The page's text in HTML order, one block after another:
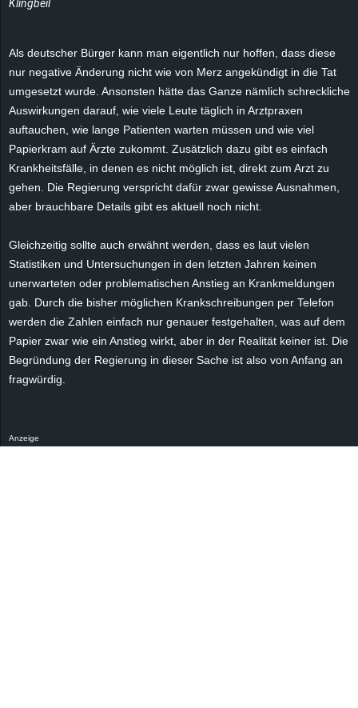
Klingbeil
Als deutscher Bürger kann man eigentlich nur hoffen, dass diese
nur negative Änderung nicht wie von Merz angekündigt in die Tat
umgesetzt wurde. Ansonsten hätte das Ganze nämlich schreckliche
Auswirkungen darauf, wie viele Leute täglich in Arztpraxen
auftauchen, wie lange Patienten warten müssen und wie viel
Papierkram auf Ärzte zukommt. Zusätzlich dazu gibt es einfach
Krankheitsfälle, in denen es nicht möglich ist, direkt zum Arzt zu
gehen. Die Regierung verspricht dafür zwar gewisse Ausnahmen,
aber brauchbare Details gibt es aktuell noch nicht.
Gleichzeitig sollte auch erwähnt werden, dass es laut vielen
Statistiken und Untersuchungen in den letzten Jahren keinen
unerwarteten oder problematischen Anstieg an Krankmeldungen
gab. Durch die bisher möglichen Krankschreibungen per Telefon
werden die Zahlen einfach nur genauer festgehalten, was auf dem
Papier zwar wie ein Anstieg wirkt, aber in der Realität keiner ist. Die
Begründung der Regierung in dieser Sache ist also von Anfang an
fragwürdig.
Anzeige